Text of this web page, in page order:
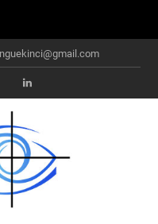
Linkedin